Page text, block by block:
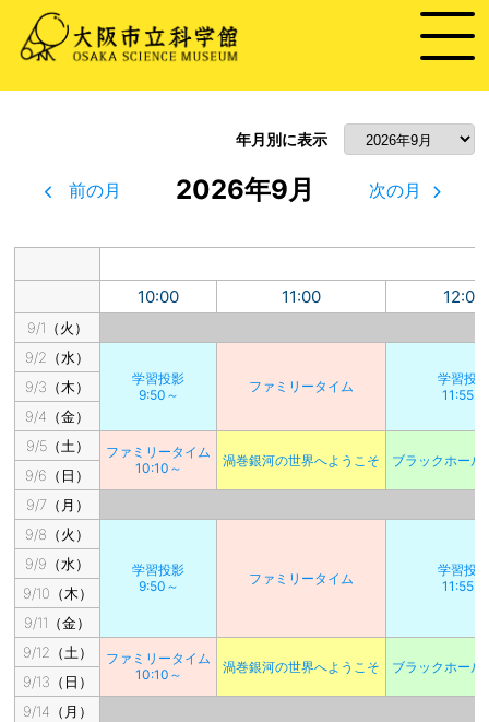
年月別に表示
前の月 2026年9月 次の月
10:00 11:00 12:00
9/1（火）
9/2（水）
学習投影
9:50～
ファミリータイム
学習投
11:55～
9/3（木）
9/4（金）
9/5（土）
ファミリータイム
10:10～
渦巻銀河の世界へようこそ ブラックホール
9/6（日）
9/7（月）
9/8（火）
学習投影
9:50～
ファミリータイム
学習投
11:55～
9/9（水）
9/10（木）
9/11（金）
9/12（土）
ファミリータイム
10:10～
渦巻銀河の世界へようこそ ブラックホール
9/13（日）
9/14（月）